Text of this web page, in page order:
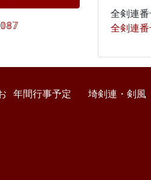
全剣連
全剣連
年間行事予定 埼剣連・剣風